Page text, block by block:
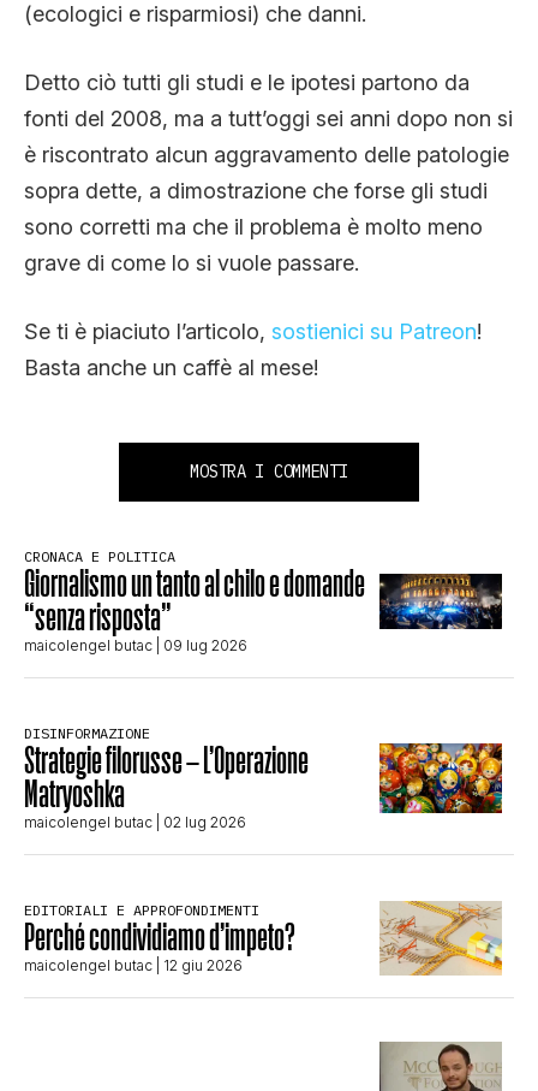
(ecologici e risparmiosi) che danni.
Detto ciò tutti gli studi e le ipotesi partono da
fonti del 2008, ma a tutt’oggi sei anni dopo non si
è riscontrato alcun aggravamento delle patologie
sopra dette, a dimostrazione che forse gli studi
sono corretti ma che il problema è molto meno
grave di come lo si vuole passare.
Se ti è piaciuto l’articolo, sostienici su Patreon!
Basta anche un caffè al mese!
MOSTRA I COMMENTI
CRONACA E POLITICA
Giornalismo un tanto al chilo e domande
“senza risposta”
maicolengel butac | 09 lug 2026
DISINFORMAZIONE
Strategie filorusse – L’Operazione
Matryoshka
maicolengel butac | 02 lug 2026
EDITORIALI E APPROFONDIMENTI
Perché condividiamo d’impeto?
maicolengel butac | 12 giu 2026